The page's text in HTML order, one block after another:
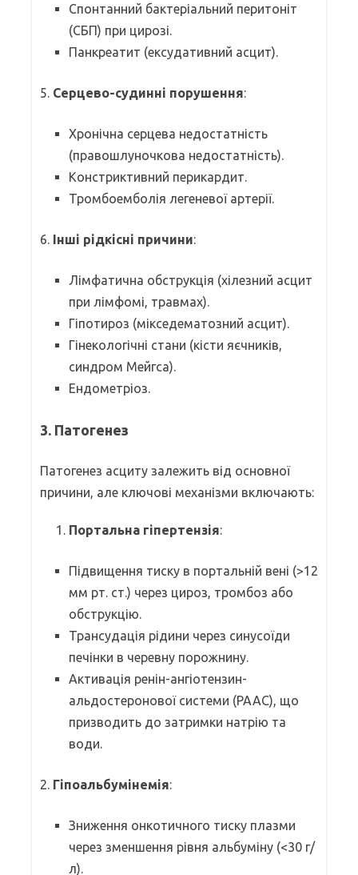
Спонтанний бактеріальний перитоніт
(СБП) при цирозі.
Панкреатит (ексудативний асцит).
5. Серцево-судинні порушення:
Хронічна серцева недостатність
(правошлуночкова недостатність).
Констриктивний перикардит.
Тромбоемболія легеневої артерії.
6. Інші рідкісні причини:
Лімфатична обструкція (хілезний асцит
при лімфомі, травмах).
Гіпотироз (мікседематозний асцит).
Гінекологічні стани (кісти яєчників,
синдром Мейгса).
Ендометріоз.
3. Патогенез
Патогенез асциту залежить від основної
причини, але ключові механізми включають:
Портальна гіпертензія:
Підвищення тиску в портальній вені (>12
мм рт. ст.) через цироз, тромбоз або
обструкцію.
Трансудація рідини через синусоїди
печінки в черевну порожнину.
Активація ренін-ангіотензин-
альдостеронової системи (РААС), що
призводить до затримки натрію та
води.
2. Гіпоальбумінемія:
Зниження онкотичного тиску плазми
через зменшення рівня альбуміну (<30 г/
л).